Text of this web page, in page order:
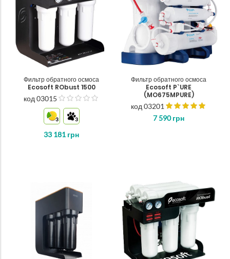
Фильтр обратного осмоса
Ecosoft RObust 1500
код 03015
3 3
33 181 грн
Фильтр обратного осмоса
Ecosoft P`URE
(MO675MPURE)
код 03201
7 590грн